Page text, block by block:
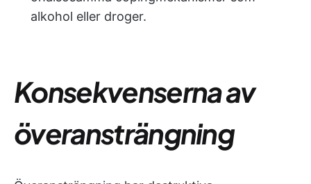
alkohol eller droger.
Konsekvenserna av
överansträngning